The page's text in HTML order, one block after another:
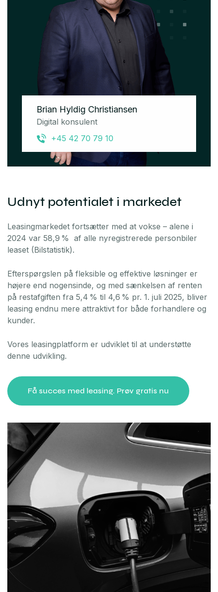
Brian Hyldig Christiansen
Digital konsulent
+45 42 70 79 10
Udnyt potentialet i markedet
Leasingmarkedet fortsætter med at vokse – alene i
2024 var 58,9 % af alle nyregistrerede personbiler
leaset (Bilstatistik).
Efterspørgslen på fleksible og effektive løsninger er
højere end nogensinde, og med sænkelsen af renten
på restafgiften fra 5,4 % til 4,6 % pr. 1. juli 2025, bliver
leasing endnu mere attraktivt for både forhandlere og
kunder.
Vores leasingplatform er udviklet til at understøtte
denne udvikling.
Få succes med leasing. Prøv gratis nu